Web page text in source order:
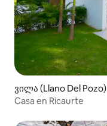
ვილა (Llano Del Pozo)
Casa en Ricaurte